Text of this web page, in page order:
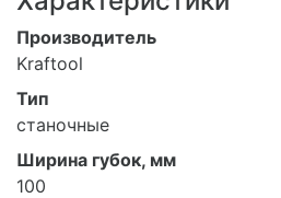
Производитель
Kraftool
Тип
станочные
Ширина губок, мм
100